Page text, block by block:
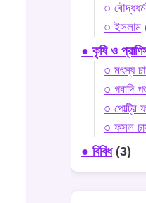
○ বৌদ্ধধর্ম
○ ইসলাম
● কৃষি ও
○ মৎস্য
○ গবাদি
○ পোল্ট্রি
○ ফসল
● বিবিধ(3)